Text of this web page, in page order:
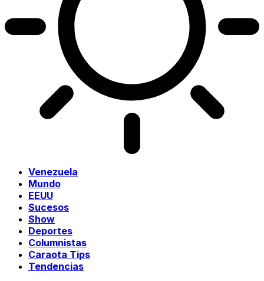
Venezuela
Mundo
EEUU
Sucesos
Show
Deportes
Columnistas
Caraota Tips
Tendencias